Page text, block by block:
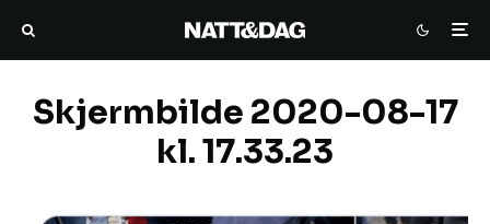
Skjermbilde 2020-08-17
kl. 17.33.23